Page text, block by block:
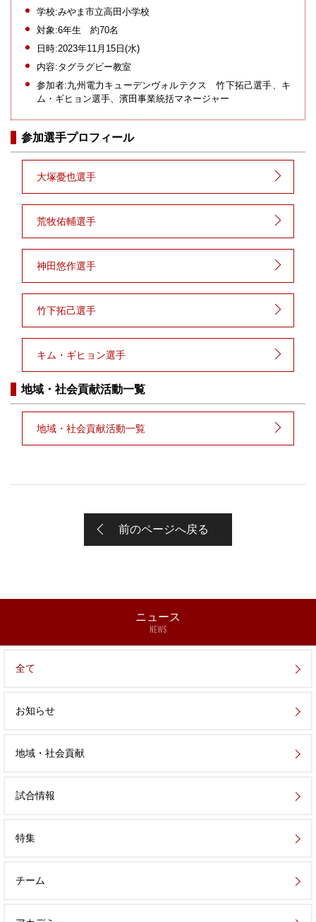
学校:みやま市立高田小学校
対象:6年生 約70名
日時:2023年11月15日(水)
内容:タグラグビー教室
参加者:九州電力キューデンヴォルテクス 竹下拓己選手、キ
ム・ギヒョン選手、濱田事業統括マネージャー
参加選手プロフィール
大塚憂也選手
荒牧佑輔選手
神田悠作選手
竹下拓己選手
キム・ギヒョン選手
地域・社会貢献活動一覧
地域・社会貢献活動一覧
前のページへ戻る
ニュース
NEWS
全て
お知らせ
地域・社会貢献
試合情報
特集
チーム